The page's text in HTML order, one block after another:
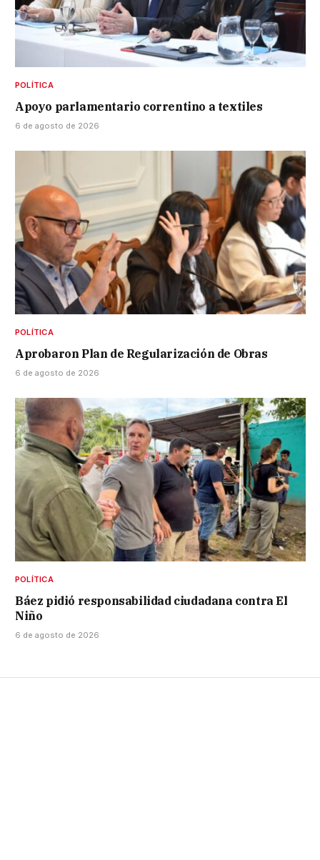
POLÍTICA
Apoyo parlamentario correntino a textiles
6 de agosto de 2026
POLÍTICA
Aprobaron Plan de Regularización de Obras
6 de agosto de 2026
POLÍTICA
Báez pidió responsabilidad ciudadana contra El
Niño
6 de agosto de 2026